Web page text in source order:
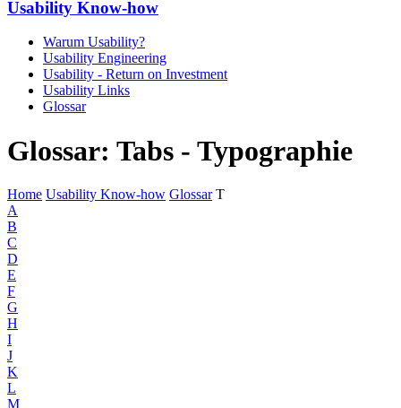
Usability Know-how
Warum Usability?
Usability Engineering
Usability - Return on Investment
Usability Links
Glossar
Glossar: Tabs - Typographie
Home Usability Know-how Glossar T
A
B
C
D
E
F
G
H
I
J
K
L
M